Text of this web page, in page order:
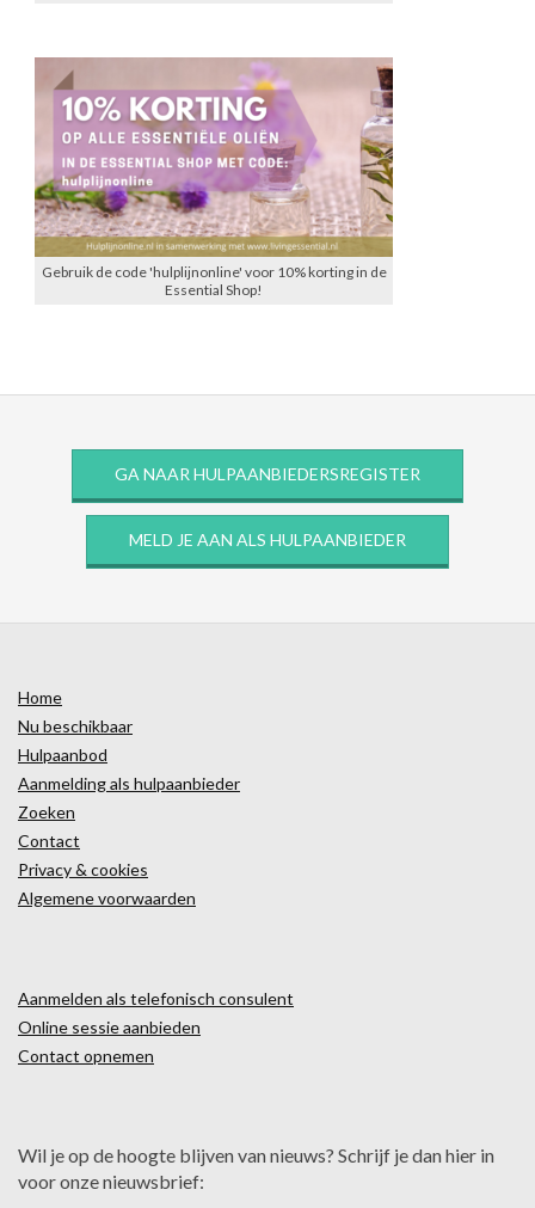
Gebruik de code 'hulplijnonline' voor 10% korting in de
Essential Shop!
GA NAAR HULPAANBIEDERSREGISTER
MELD JE AAN ALS HULPAANBIEDER
Home
Nu beschikbaar
Hulpaanbod
Aanmelding als hulpaanbieder
Zoeken
Contact
Privacy & cookies
Algemene voorwaarden
Aanmelden als telefonisch consulent
Online sessie aanbieden
Contact opnemen
Wil je op de hoogte blijven van nieuws? Schrijf je dan hier in
voor onze nieuwsbrief: